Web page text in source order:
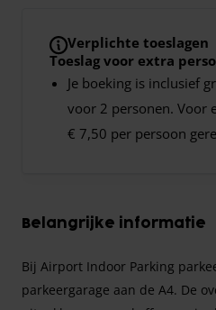
Verplichte toeslagen
Toeslag voor extra
Je boeking is inclusief
voor 2 personen. Voor
€ 7,50 per persoon
Belangrijke informatie
Bij Airport Indoor Parking
parkeergarage aan de A4. De